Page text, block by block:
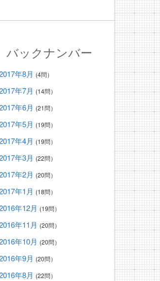
バックナンバー
年8月 (4問）
年7月 (14問）
年6月 (21問）
年5月 (19問）
年4月 (19問）
年3月 (22問）
年2月 (20問）
年1月 (18問）
年12月 (19問）
年11月 (20問）
年10月 (20問）
年9月 (20問）
年8月 (22問）